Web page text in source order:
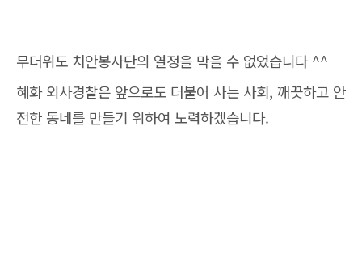
무더위도 치안봉사단의 열정을 막을 수 없었습니다 ^^
혜화 외사경찰은 앞으로도 더불어 사는 사회, 깨끗하고 안
전한 동네를 만들기 위하여 노력하겠습니다.